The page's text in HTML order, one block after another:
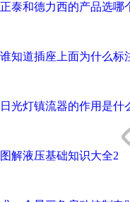
正泰和德力西的产品选哪
谁知道插座上面为什么标
日光灯镇流器的作用是什
图解液压基础知识大全2